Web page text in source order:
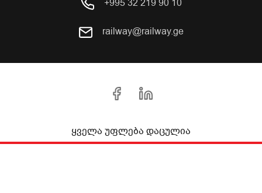
+995 32 219 90 10
railway@railway.ge
ყველა უფლება დაცულია